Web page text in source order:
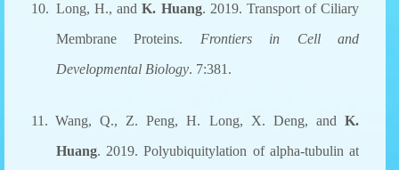
10. Long, H., andK. Huang. 2019. Transport of Ciliary
Membrane Proteins. Frontiers in Cell and
Developmental Biology. 7:381.
11. Wang, Q., Z. Peng, H. Long, X. Deng, and K.
Huang. 2019. Polyubiquitylation of alpha-tubulin at